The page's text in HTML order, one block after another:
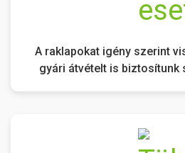
A raklapokat igény szerint
gyári átvételt is biztosítunk